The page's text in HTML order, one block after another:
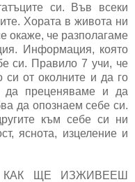
си. Във всеки
Хората в живота ни
окаже, че разполагаме
Информация, която
си. Правило 7 учи, че
си от околните и да го
да преценяваме и да
да опознаем себе си.
към себе си ни
яснота, изцеление и
ЩЕ ИЗЖИВЕЕШ